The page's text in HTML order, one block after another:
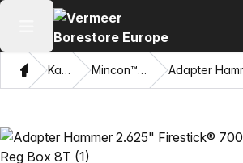
Ava peamenüü
KoduKataloogi Mincon™ HDD haamrid